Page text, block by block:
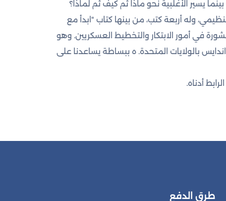
يسير الأغلبية نحو ماذا ثم كيف ثم لماذا؟
وله أربعة كتب، من بينها كتاب "ابدأ مع
حيث يدلي بالمشورة في أمور الابتكار والتخطيط العسكريين. وهو
بالولايات المتحدة. ه ببساطة يساعدنا على
طرق الدفع